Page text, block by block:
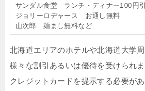
サンダル食堂 ランチ・ディナー100円
ジョリーロヂャース お通し無料
山次郎 麺まし無料など
北海道エリアのホテルや北海道大学
様々な割引あるいは優待を受けられ
クレジットカードを提示する必要があ